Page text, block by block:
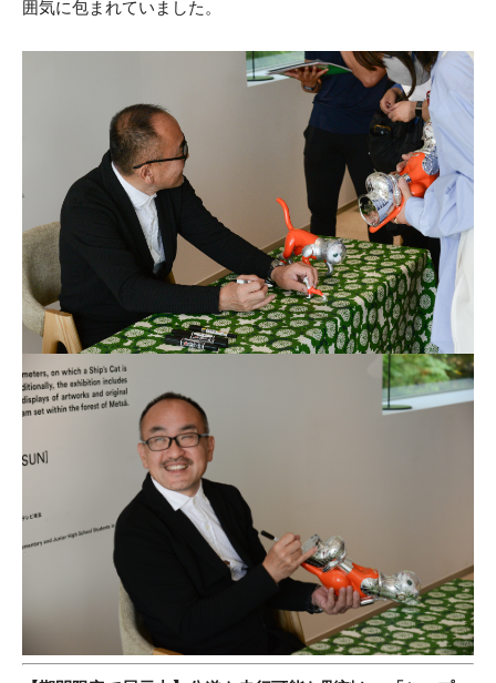
囲気に包まれていました。